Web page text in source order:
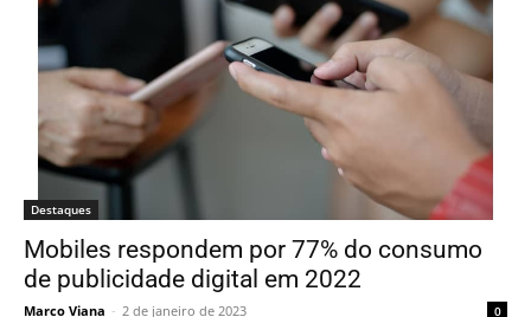
Destaques
Mobiles respondem por 77% do consumo
de publicidade digital em 2022
Marco Viana - 2 de janeiro de 2023 0